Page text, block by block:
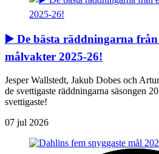
▶️ De bästa räddningarna
målvakter 2025-26!
Jesper Wallstedt, Jakub Dobes och
de svettigaste räddningarna säsongen
svettigaste!
07 jul 2026